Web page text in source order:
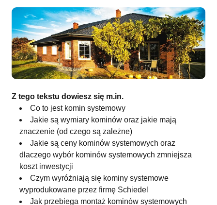
Z tego tekstu dowiesz się m.in.
Co to jest komin systemowy
Jakie są wymiary kominów oraz jakie mają
znaczenie (od czego są zależne)
Jakie są ceny kominów systemowych oraz
dlaczego wybór kominów systemowych zmniejsza
koszt inwestycji
Czym wyróżniają się kominy systemowe
wyprodukowane przez firmę Schiedel
Jak przebiega montaż kominów systemowych